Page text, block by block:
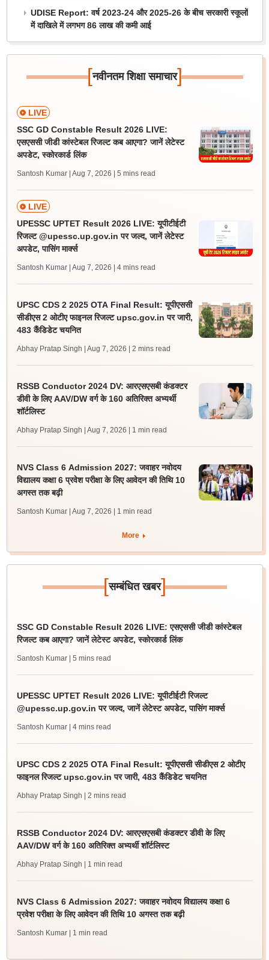
UDISE Report: वर्ष 2023-24 और 2025-26 के बीच सरकारी स्कूलों
में दाखिले में लगभग 86 लाख की कमी आई
[नवीनतम शिक्षा समाचार]
LIVE
SSC GD Constable Result 2026 LIVE:
एसएससी जीडी कांस्टेबल रिजल्ट कब आएगा? जानें लेटेस्ट
अपडेट, स्कोरकार्ड लिंक
Santosh Kumar | Aug 7, 2026 | 5 mins read
LIVE
UPESSC UPTET Result 2026 LIVE: यूपीटीईटी
रिजल्ट @upessc.up.gov.in पर जल्द, जानें लेटेस्ट
अपडेट, पासिंग मार्क्स
Santosh Kumar | Aug 7, 2026 | 4 mins read
UPSC CDS 2 2025 OTA Final Result: यूपीएससी
सीडीएस 2 ओटीए फाइनल रिजल्ट upsc.gov.in पर जारी,
483 कैंडिडेट चयनित
Abhay Pratap Singh | Aug 7, 2026 | 2 mins read
RSSB Conductor 2024 DV: आरएसएसबी कंडक्टर
डीवी के लिए AAV/DW वर्ग के 160 अतिरिक्त अभ्यर्थी
शॉर्टलिस्ट
Abhay Pratap Singh | Aug 7, 2026 | 1 min read
NVS Class 6 Admission 2027: जवाहर नवोदय
विद्यालय कक्षा 6 प्रवेश परीक्षा के लिए आवेदन की तिथि 10
अगस्त तक बढ़ी
Santosh Kumar | Aug 7, 2026 | 1 min read
More
[सम्बंधित खबर]
SSC GD Constable Result 2026 LIVE: एसएससी जीडी कांस्टेबल
रिजल्ट कब आएगा? जानें लेटेस्ट अपडेट, स्कोरकार्ड लिंक
Santosh Kumar | 5 mins read
UPESSC UPTET Result 2026 LIVE: यूपीटीईटी रिजल्ट
@upessc.up.gov.in पर जल्द, जानें लेटेस्ट अपडेट, पासिंग मार्क्स
Santosh Kumar | 4 mins read
UPSC CDS 2 2025 OTA Final Result: यूपीएससी सीडीएस 2 ओटीए
फाइनल रिजल्ट upsc.gov.in पर जारी, 483 कैंडिडेट चयनित
Abhay Pratap Singh | 2 mins read
RSSB Conductor 2024 DV: आरएसएसबी कंडक्टर डीवी के लिए
AAV/DW वर्ग के 160 अतिरिक्त अभ्यर्थी शॉर्टलिस्ट
Abhay Pratap Singh | 1 min read
NVS Class 6 Admission 2027: जवाहर नवोदय विद्यालय कक्षा 6
प्रवेश परीक्षा के लिए आवेदन की तिथि 10 अगस्त तक बढ़ी
Santosh Kumar | 1 min read